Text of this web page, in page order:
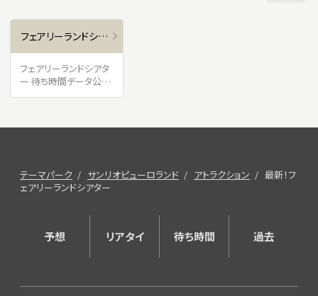
フェアリーランドシアター
フェアリーランドシアタ
ー 待ち時間データ公
テーマパーク サンリオピューロランド アトラクション
最新！フ
ェアリーランドシアター
予想 リアタイ 待ち時間 過去